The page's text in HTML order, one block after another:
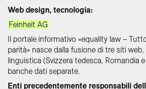
Web design, tecnologia:
Feinheit AG
Il portale informativo «equality law –
parità» nasce dalla fusione di tre siti
linguistica (Svizzera tedesca, Romandia
banche dati separate.
Enti precedentemente responsabili